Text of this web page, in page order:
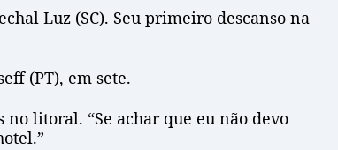
Luz (SC). Seu primeiro descanso na
(PT), em sete.
litoral. “Se achar que eu não devo